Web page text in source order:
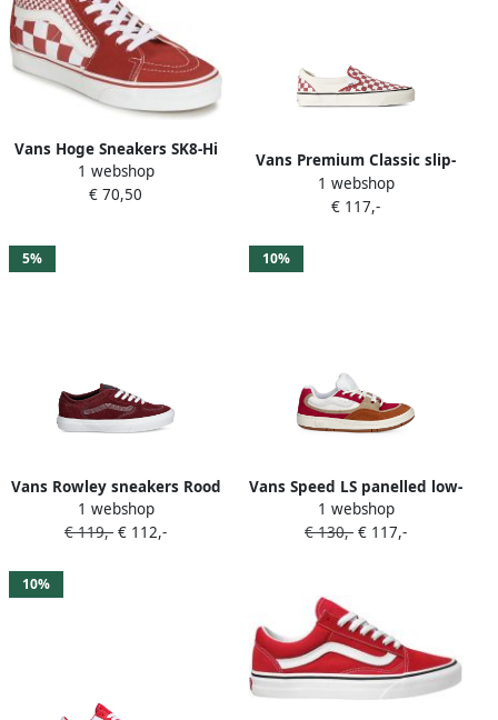
Vans Hoge Sneakers SK8-Hi
1 webshop
€ 70,50
Vans Premium Classic slip-
on shoes Rood
1 webshop
€ 117,-
5%
Vans Rowley sneakers Rood
1 webshop
€ 119,- € 112,-
10%
Vans Speed ​​LS panelled low-
top sneakers Rood
1 webshop
€ 130,- € 117,-
10%